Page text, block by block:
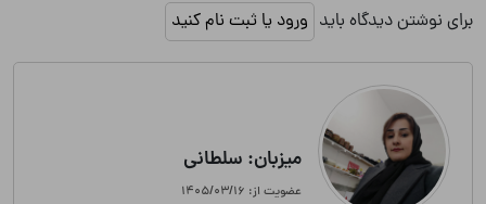
برای نوشتن دیدگاه باید ورود یا ثبت نام کنید
میزبان: سلطانی
عضویت از: ۱۴۰۵/۰۳/۱۶